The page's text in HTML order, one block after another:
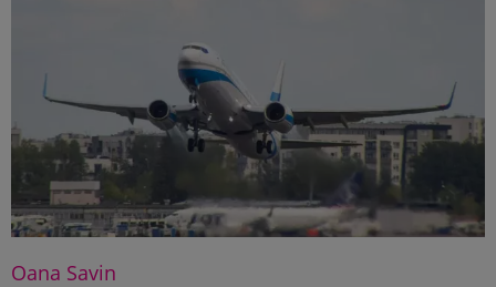
Oana Savin